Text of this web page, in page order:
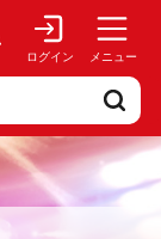
ログイン メニュー